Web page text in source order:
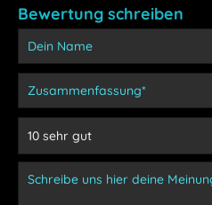
Bewertung schreiben